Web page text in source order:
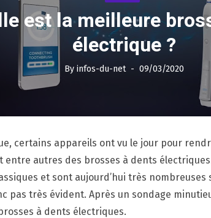
est la meilleure
électrique ?
By infos-du-net
Posted
09/03/2020
certains appareils ont vu le jour pour
entre autres des brosses à dents
et sont aujourd’hui très nombreuses
pas très évident. Après un sondage
à dents électriques.